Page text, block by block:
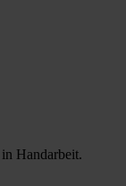
Handarbeit.